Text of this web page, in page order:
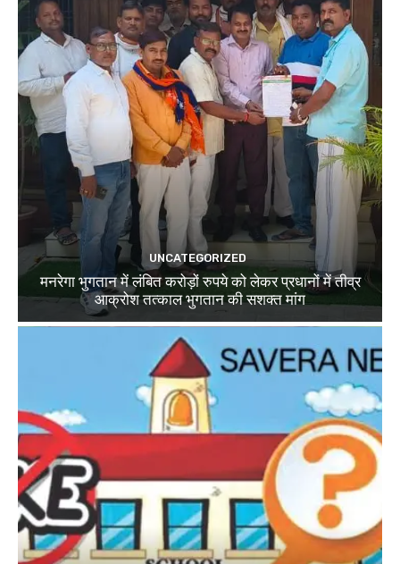
UNCATEGORIZED
मनरेगा भुगतान में लंबित करोड़ों रुपये को लेकर प्रधानों में तीव्र
आक्रोश तत्काल भुगतान की सशक्त मांग